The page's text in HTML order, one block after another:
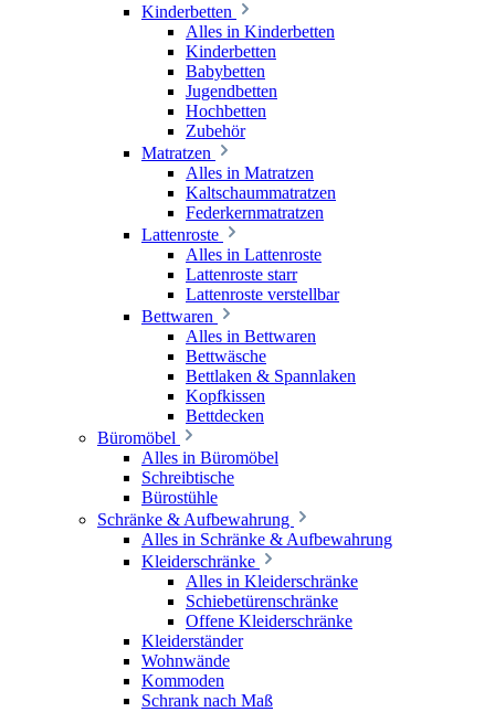
Kinderbetten
Alles in Kinderbetten
Kinderbetten
Babybetten
Jugendbetten
Hochbetten
Zubehör
Matratzen
Alles in Matratzen
Kaltschaummatratzen
Federkernmatratzen
Lattenroste
Alles in Lattenroste
Lattenroste starr
Lattenroste verstellbar
Bettwaren
Alles in Bettwaren
Bettwäsche
Bettlaken & Spannlaken
Kopfkissen
Bettdecken
Büromöbel
Alles in Büromöbel
Schreibtische
Bürostühle
Schränke & Aufbewahrung
Alles in Schränke & Aufbewahrung
Kleiderschränke
Alles in Kleiderschränke
Schiebetürenschränke
Offene Kleiderschränke
Kleiderständer
Wohnwände
Kommoden
Schrank nach Maß